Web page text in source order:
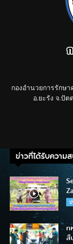
กองอำนวยการรักษ
อ.ยะรัง จ.ปั
ข่าวที่ได้รับความ
ท
สื